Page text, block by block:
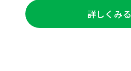
詳しくみる